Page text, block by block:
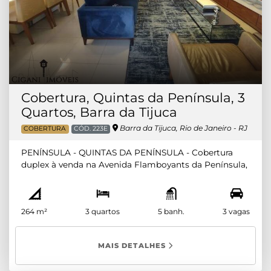
Cobertura, Quintas da Península, 3
Quartos, Barra da Tijuca
COBERTURA CÓD. 223E Barra da Tijuca, Rio de Janeiro - RJ
PENÍNSULA - QUINTAS DA PENÍNSULA - Cobertura
duplex à venda na Avenida Flamboyants da Península,
PRIMEIRO PAVIMENTO: 2 quartos com armários
(sendo 1 suíte), Ampla sala em 2 ambientes com teto
rebaixado e projeto de iluminação, varanda com vista
livre, banheiro social, cozinha com armários,
PAVIMENTO: 1 suíte com armários e split, sala íntima
264 m² 3 quartos 5 banh. 3 vagas
MAIS DETALHES